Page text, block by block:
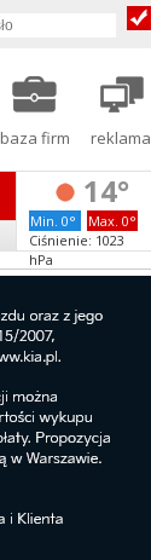
baza firm reklama
14°
Min. 0°
Max. 0°
Ciśnienie: 1023
hPa